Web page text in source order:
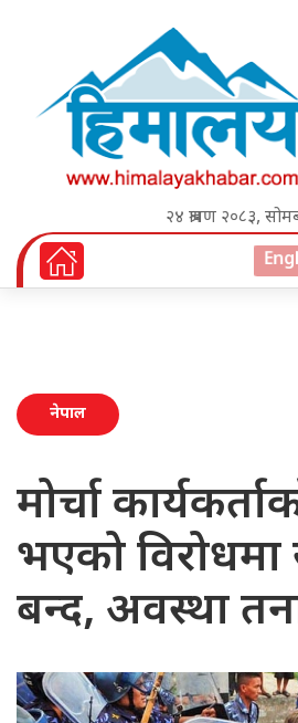
२४ श्रावण २०८३,
नेपाल
मोर्चा
भएको विरोधमा
बन्द, अवस्था